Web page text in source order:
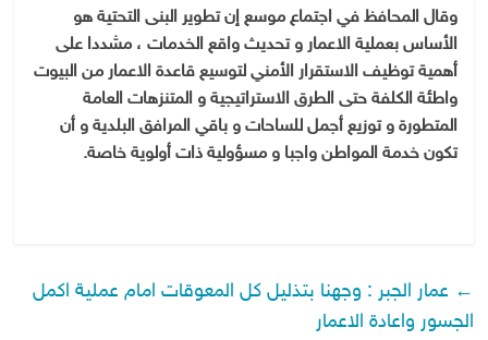
وقال المحافظ في اجتماع موسع إن تطوير البنى التحتية هو
الأساس بعملية الاعمار و تحديث واقع الخدمات ، مشددا على
أهمية توظيف الاستقرار الأمني لتوسيع قاعدة الاعمار من البيوت
واطئة الكلفة حتى الطرق الاستراتيجية و المتنزهات العامة
المتطورة و توزيع أجمل للساحات و باقي المرافق البلدية و أن
تكون خدمة المواطن واجبا و مسؤولية ذات أولوية خاصة.
← عمار الجبر : وجهنا بتذليل كل المعوقات امام عملية اكمل
الجسور واعادة الاعمار